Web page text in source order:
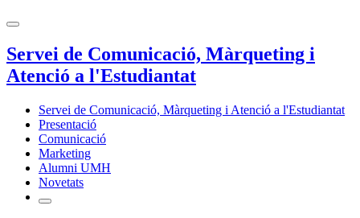
Servei de Comunicació, Màrqueting i
Atenció a l'Estudiantat
Servei de Comunicació, Màrqueting i Atenció a l'Estudiantat
Presentació
Comunicació
Marketing
Alumni UMH
Novetats